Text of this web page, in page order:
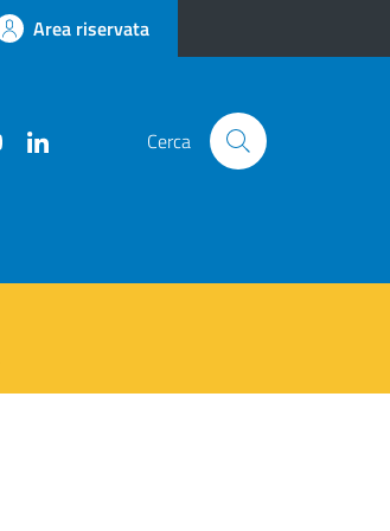
Area riservata
Cerca